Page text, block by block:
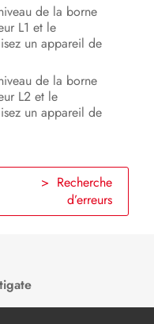
de la borne
L1 et le
un appareil de
de la borne
L2 et le
un appareil de
> Recherche
d’erreurs